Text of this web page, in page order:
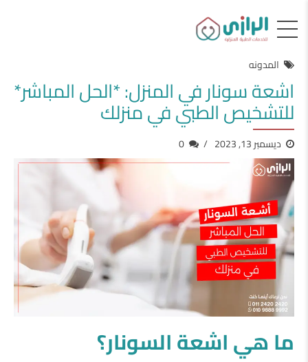
المدونه
اشعة سونار في المنزل: *الحل المباشر*
للتشخيص الطبي في منزلك
ديسمبر 13, 2023 0
ما هي اشعة السونار؟